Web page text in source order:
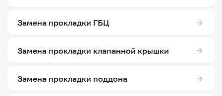
Замена прокладки ГБЦ
Замена прокладки клапанной крышки
Замена прокладки поддона